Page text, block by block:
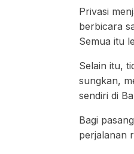
Privasi
berbicara
Semua itu
Selain itu,
sungkan,
sendiri di
Bagi
perjalanan